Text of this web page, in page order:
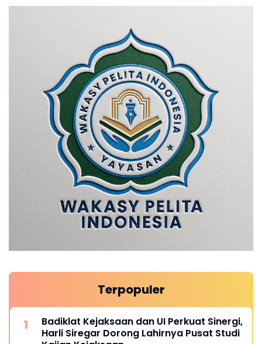
Terpopuler
Badiklat Kejaksaan dan UI Perkuat Sinergi,
Harli Siregar Dorong Lahirnya Pusat Studi